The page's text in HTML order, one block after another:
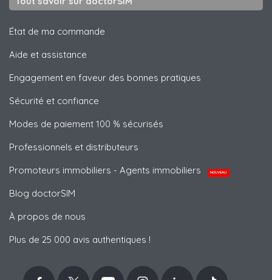
État de ma commande
Aide et assistance
Engagement en faveur des bonnes pratiques
Sécurité et confiance
Modes de paiement 100 % sécurisés
Professionnels et distributeurs
Promoteurs immobiliers - Agents immobiliers
NOUVEAU
Blog doctorSIM
À propos de nous
Plus de 25 000 avis authentiques !